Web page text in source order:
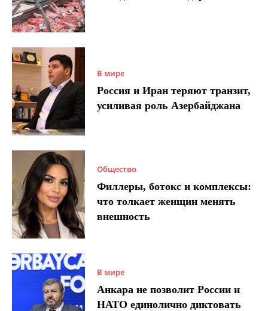
В мире
Россия и Иран теряют транзит,
усиливая роль Азербайджана
Общество
Филлеры, ботокс и комплексы:
что толкает женщин менять
внешность
В мире
Анкара не позволит России и
НАТО единолично диктовать